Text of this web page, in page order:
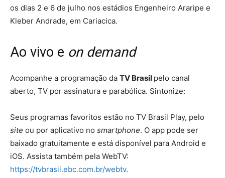
os dias 2 e 6 de julho nos estádios Engenheiro Araripe e
Kleber Andrade, em Cariacica.
Ao vivo e on demand
Acompanhe a programação da TV Brasil pelo canal
aberto, TV por assinatura e parabólica. Sintonize:
Seus programas favoritos estão no TV Brasil Play, pelo
site ou por aplicativo no smartphone. O app pode ser
baixado gratuitamente e está disponível para Android e
iOS. Assista também pela WebTV:
https://tvbrasil.ebc.com.br/webtv.